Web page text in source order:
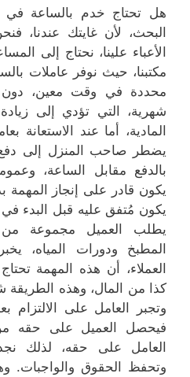
هل تحتاج خدم بالساعة
البحث، لأن غايتك عندنا،
الأعباء علينا، نحتاج إلى
مكتبنا، حيث نوفر عاملات
محددة في وقت معين، دون
شهرية، التي تؤدي إلى زيادة
المادية، أما عند الاستعانة
يضطر صاحب المنزل إلى دفع
بالدفع مقابل الساعة،
يكون قادر على إنجاز المهمة
يكون مُتفق عليه قبل البدء
يطلب العميل مجموعة من
المطبخ ودورات المياه،
العملاء، أن هذه المهمة
كذا من المال، وهذه الطريقة
وتجبر العامل على الالتزام
فيحصل العميل على حقه
العامل على حقه، لذلك نجد
وتحفظ الحقوق والواجبات.